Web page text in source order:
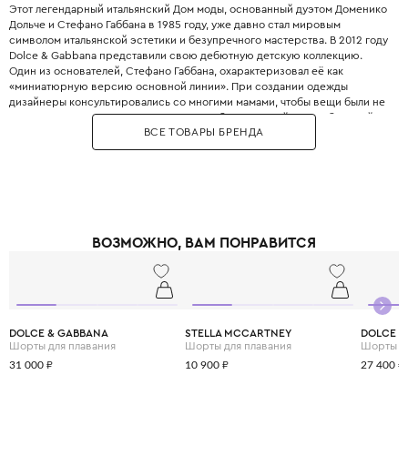
Этот легендарный итальянский Дом моды, основанный дуэтом Доменико
Дольче и Стефано Габбана в 1985 году, уже давно стал мировым
символом итальянской эстетики и безупречного мастерства. В 2012 году
Dolce & Gabbana представили свою дебютную детскую коллекцию.
Один из основателей, Стефано Габбана, охарактеризовал её как
«миниатюрную версию основной линии». При создании одежды
дизайнеры консультировались со многими мамами, чтобы вещи были не
только стильными, но и максимально удобными. Дизайнеры с большой
любовью и вниманием перенесли в детский гардероб все коды
взрослой моды: яркие цветочные принты, благородное кружево,
а главное - сделать его детство по-настоящему незабываемым и
ВСЕ ТОВАРЫ БРЕНДА
ВОЗМОЖНО, ВАМ ПОНРАВИТСЯ
DOLCE & GABBANA
Шорты для плавания
31 000 ₽
STELLA MCCARTNEY
Шорты для плавания
10 900 ₽
DOLCE
Шорты
27 400 ₽